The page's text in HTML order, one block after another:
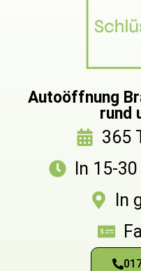
Autoöffnung
rund
365
In 15-
In